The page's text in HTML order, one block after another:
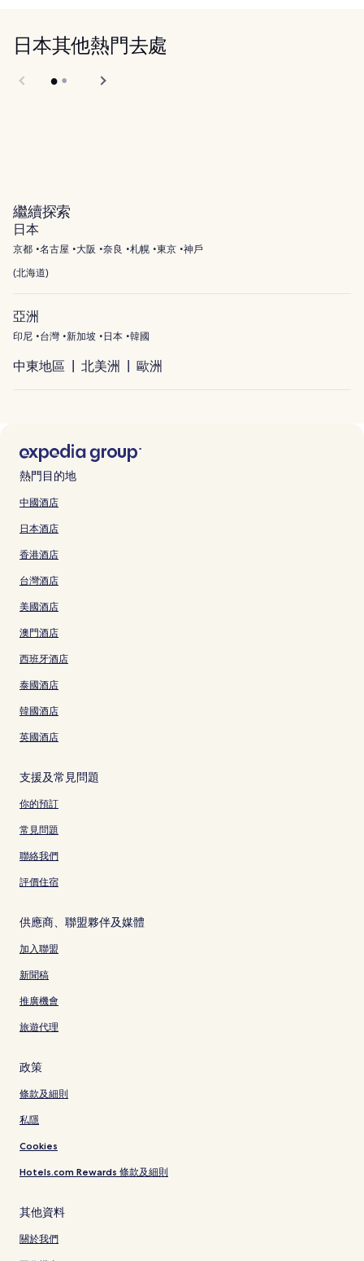
日本其他熱門去處
繼續探索
日本
京都 名古屋 大阪 奈良 札幌 東京 神戶
(北海道)
亞洲
印尼 台灣 新加坡 日本 韓國
中東地區 北美洲 歐洲
熱門目的地
中國酒店
日本酒店
香港酒店
台灣酒店
美國酒店
澳門酒店
西班牙酒店
泰國酒店
韓國酒店
英國酒店
支援及常見問題
你的預訂
常見問題
聯絡我們
評價住宿
供應商、聯盟夥伴及媒體
加入聯盟
新聞稿
推廣機會
旅遊代理
政策
條款及細則
私隱
Cookies
Hotels.com Rewards 條款及細則
其他資料
關於我們